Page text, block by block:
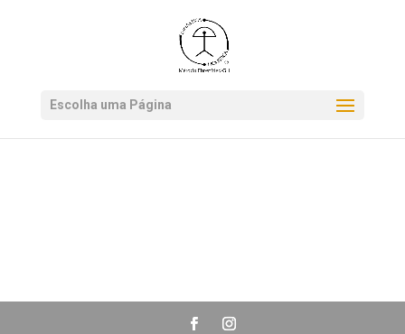
Escolha uma Página